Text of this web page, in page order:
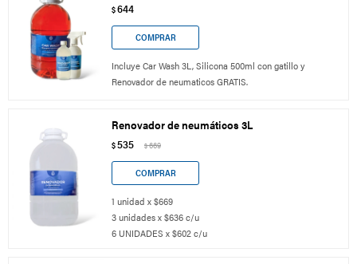
$644
Incluye Car Wash 3L, Silicona 500ml con gatillo y
Renovador de neumaticos GRATIS.
Renovador de neumáticos 3L
$535 $669
1 unidad x $669
3 unidades x $636 c/u
6 UNIDADES x $602 c/u